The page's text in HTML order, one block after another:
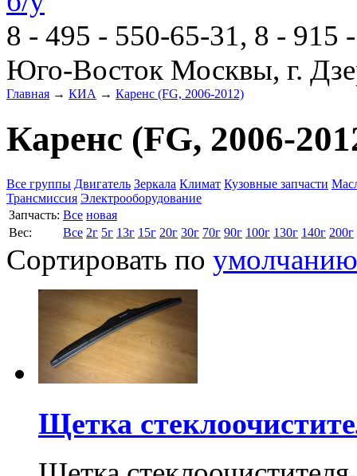
8 - 495 - 550-65-31, 8 - 915
Юго-Восток Москвы, г.
Главная → КИА → Каренс (FG, 2006-2012)
Каренс (FG, 2006-
Все группы Двигатель Зеркала Климат Кузовные запчасти
Трансмиссия Электрооборудование
Запчасть: Все новая
Вес:
Все 2г 5г 13г 15г 20г 30г 70г 90г 100г 130г 140г 200г
Сортировать по умолчанию
Щетка